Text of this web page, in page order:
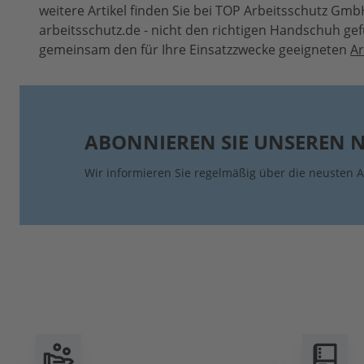
weitere Artikel finden Sie bei TOP Arbeitsschutz
arbeitsschutz.de - nicht den richtigen Handschuh
gemeinsam den für Ihre Einsatzzwecke geeigneten
ABONNIEREN SIE UNSEREN
Wir informieren Sie regelmäßig über die neusten